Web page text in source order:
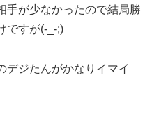
手が少なかったので結局勝
ですが(-_-;)
デジたんがかなりイマイ